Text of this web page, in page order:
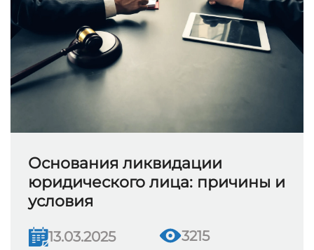
Основания ликвидации
юридического лица: причины и
условия
13.03.2025 3215